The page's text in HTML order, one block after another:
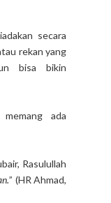
secara
rekan yang
bisa bikin
ada
Rasulullah
” (HR Ahmad,